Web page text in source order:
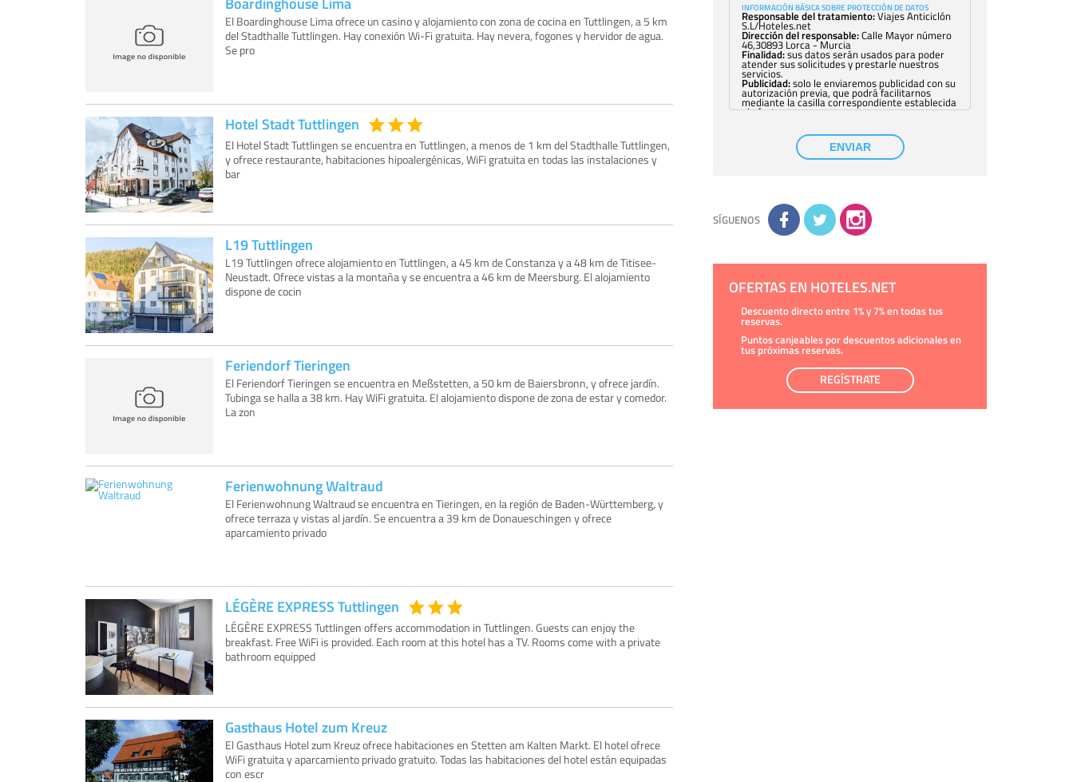
El Boardinghouse Lima ofrece un casino y alojamiento con zona de cocina en Tuttlingen, a 5 km
del Stadthalle Tuttlingen. Hay conexión Wi-Fi gratuita. Hay nevera, fogones y hervidor de agua.
Se pro
Hotel Stadt Tuttlingen
El Hotel Stadt Tuttlingen se encuentra en Tuttlingen, a menos de 1 km del Stadthalle Tuttlingen,
y ofrece restaurante, habitaciones hipoalergénicas, WiFi gratuita en todas las instalaciones y
bar
L19 Tuttlingen
L19 Tuttlingen ofrece alojamiento en Tuttlingen, a 45 km de Constanza y a 48 km de Titisee-
Neustadt. Ofrece vistas a la montaña y se encuentra a 46 km de Meersburg. El alojamiento
dispone de cocin
Feriendorf Tieringen
El Feriendorf Tieringen se encuentra en Meßstetten, a 50 km de Baiersbronn, y ofrece jardín.
Tubinga se halla a 38 km. Hay WiFi gratuita. El alojamiento dispone de zona de estar y comedor.
La zon
Ferienwohnung Waltraud
El Ferienwohnung Waltraud se encuentra en Tieringen, en la región de Baden-Württemberg, y
ofrece terraza y vistas al jardín. Se encuentra a 39 km de Donaueschingen y ofrece
aparcamiento privado
LÉGÈRE EXPRESS Tuttlingen
LÉGÈRE EXPRESS Tuttlingen offers accommodation in Tuttlingen. Guests can enjoy the
breakfast. Free WiFi is provided. Each room at this hotel has a TV. Rooms come with a private
bathroom equipped
Gasthaus Hotel zum Kreuz
El Gasthaus Hotel zum Kreuz ofrece habitaciones en Stetten am Kalten Markt. El hotel ofrece
WiFi gratuita y aparcamiento privado gratuito. Todas las habitaciones del hotel están equipadas
con escr
INFORMACIÓN BÁSICA SOBRE PROTECCIÓN DE DATOS
Responsable del tratamiento:Viajes Anticiclón
S.L/Hoteles.net
Dirección del responsable:Calle Mayor número
46,30893 Lorca - Murcia
Finalidad:sus datos serán usados para poder
atender sus solicitudes y prestarle nuestros
servicios.
Publicidad:solo le enviaremos publicidad con su
autorización previa, que podrá facilitarnos
mediante la casilla correspondiente establecida
al efecto.
con su consentimiento previo, que podrá
facilitarnos mediante la casilla correspondiente
establecida al efecto.
Destinatarios:con carácter general, sólo el
Derechos:tiene derecho a saber qué
información tenemos sobre usted, corregirla y
eliminarla, tal y como se explica en la
información adicional disponible en nuestra
la información adicional y detallada sobre cómo
ENVIAR
SÍGUENOS
OFERTAS EN HOTELES.NET
Descuento directo entre 1% y 7% en todas tus
reservas.
Puntos canjeables por descuentos adicionales en
tus próximas reservas.
REGÍSTRATE